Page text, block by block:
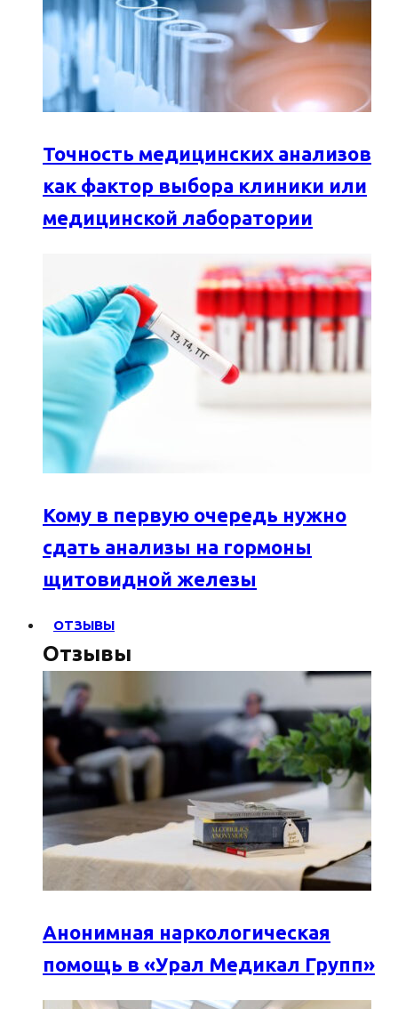
Точность медицинских анализов
как фактор выбора клиники или
медицинской лаборатории
Кому в первую очередь нужно
сдать анализы на гормоны
щитовидной железы
ОТЗЫВЫ
Отзывы
Анонимная наркологическая
помощь в «Урал Медикал Групп»